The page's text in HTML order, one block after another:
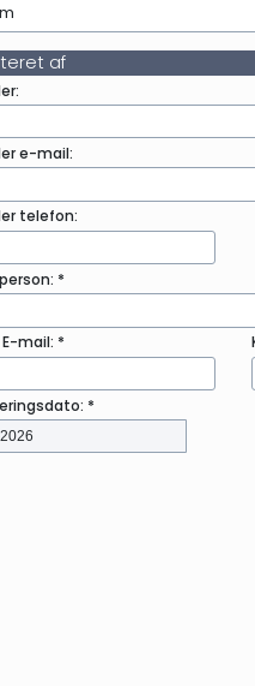
af
e-mail:
telefon:
*
mail: *
*